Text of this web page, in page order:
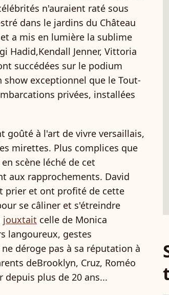
n'auraient raté sous
dans le jardins du Château
a mis en lumière la sublime
Hadid,Kendall Jenner, Vittoria
succédées sur le podium
exceptionnel que le Tout-
privées, installées
goûté à l'art de vivre versaillais,
mirettes. Plus complices que
scène léché de cet
aux rapprochements. David
prier et ont profité de cette
se câliner et s'étreindre
jouxtait celle de Monica
langoureux, gestes
déroge pas à sa réputation à
deBrooklyn, Cruz, Roméo
plus de 20 ans...